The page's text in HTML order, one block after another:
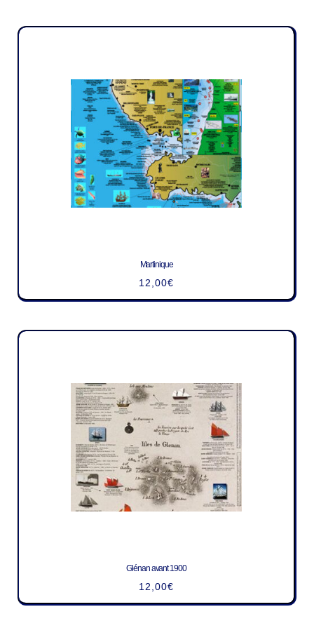
Martinique
12,00€
Glénan avant 1900
12,00€